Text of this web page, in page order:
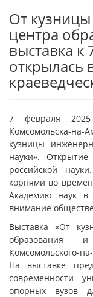
От
центра
выставка
открылась
7 февраля
Комсомольска-на-
кузницы
науки».
российской
корнями во
Академию наук в
внимание
Выставка «От
образования
Комсомольского-
На выставке
современности
опорных вузов